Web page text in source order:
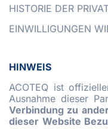
HISTORIE DER
EINWILLIGUNGEN
HINWEIS
ACOTEQ ist
Ausnahme dieser
Verbindung zu
dieser Website